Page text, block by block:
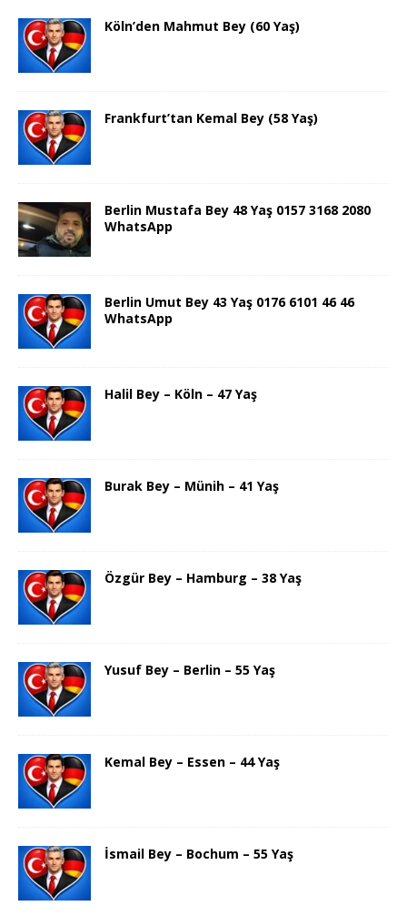
Köln’den Mahmut Bey (60 Yaş)
Frankfurt’tan Kemal Bey (58 Yaş)
Berlin Mustafa Bey 48 Yaş 0157 3168 2080
WhatsApp
Berlin Umut Bey 43 Yaş 0176 6101 46 46
WhatsApp
Halil Bey – Köln – 47 Yaş
Burak Bey – Münih – 41 Yaş
Özgür Bey – Hamburg – 38 Yaş
Yusuf Bey – Berlin – 55 Yaş
Kemal Bey – Essen – 44 Yaş
İsmail Bey – Bochum – 55 Yaş